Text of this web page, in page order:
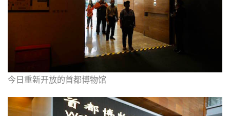
今日重新开放的首都博物馆